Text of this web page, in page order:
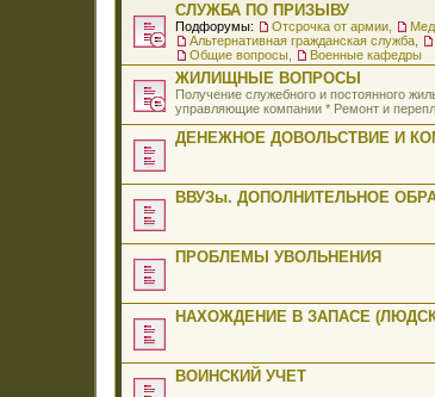
СЛУЖБА ПО ПРИЗЫВУ
Подфорумы: Отсрочка от армии
Альтернативная гражданская служба
Общие вопросы
Военные кафедры
ЖИЛИЩНЫЕ ВОПРОСЫ
Получение служебного и постоянного
управляющие компании * Ремонт и
ДЕНЕЖНОЕ ДОВОЛЬСТВИЕ И
ВВУЗы. ДОПОЛНИТЕЛЬНОЕ
ПРОБЛЕМЫ УВОЛЬНЕНИЯ
НАХОЖДЕНИЕ В ЗАПАСЕ
ВОИНСКИЙ УЧЕТ